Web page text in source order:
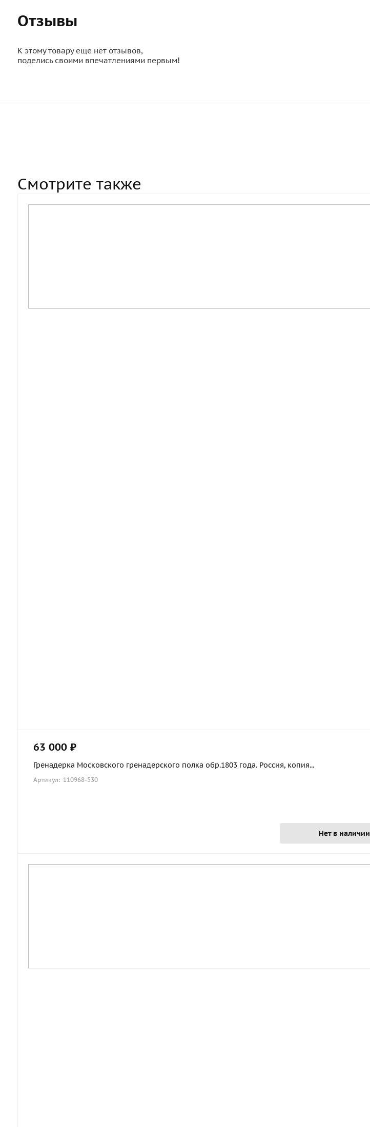
Отзывы
К этому товару еще нет отзывов,
поделись своими впечатлениями первым!
Смотрите также
63 000 ₽
Гренадерка Московского гренадерского полка обр.1803 года. Россия, копия...
Артикул: 110968-530
Нет в наличии